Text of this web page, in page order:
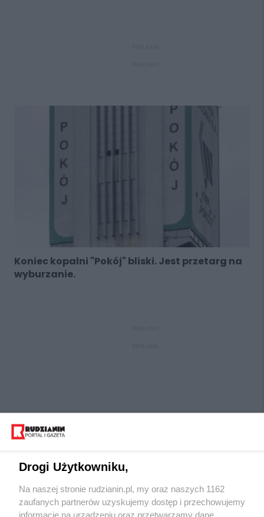
Koniec kopalni "Pokój" bliski. Jest przetarg na
wyburzanie.
Wydawca mediów lokalnych
Drogi Użytkowniku,
Na naszej stronie rudzianin.pl, my oraz naszych 1162
zaufanych partnerów uzyskujemy dostęp i przechowujemy
informacje na urządzeniu oraz przetwarzamy dane